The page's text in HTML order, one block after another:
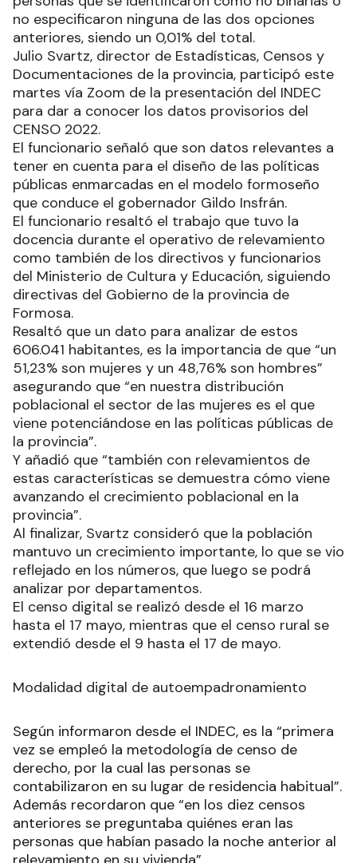
no especificaron ninguna de las dos opciones
anteriores, siendo un 0,01% del total.
Julio Svartz, director de Estadísticas, Censos y
Documentaciones de la provincia, participó este
martes vía Zoom de la presentación del INDEC
para dar a conocer los datos provisorios del
CENSO 2022.
El funcionario señaló que son datos relevantes a
tener en cuenta para el diseño de las políticas
públicas enmarcadas en el modelo formoseño
que conduce el gobernador Gildo Insfrán.
El funcionario resaltó el trabajo que tuvo la
docencia durante el operativo de relevamiento
como también de los directivos y funcionarios
del Ministerio de Cultura y Educación, siguiendo
directivas del Gobierno de la provincia de
Formosa.
Resaltó que un dato para analizar de estos
606.041 habitantes, es la importancia de que “un
51,23% son mujeres y un 48,76% son hombres”
asegurando que “en nuestra distribución
poblacional el sector de las mujeres es el que
viene potenciándose en las políticas públicas de
la provincia”.
Y añadió que “también con relevamientos de
estas características se demuestra cómo viene
avanzando el crecimiento poblacional en la
provincia”.
Al finalizar, Svartz consideró que la población
mantuvo un crecimiento importante, lo que se vio
reflejado en los números, que luego se podrá
analizar por departamentos.
El censo digital se realizó desde el 16 marzo
hasta el 17 mayo, mientras que el censo rural se
extendió desde el 9 hasta el 17 de mayo.
Modalidad digital de autoempadronamiento
Según informaron desde el INDEC, es la “primera
vez se empleó la metodología de censo de
derecho, por la cual las personas se
contabilizaron en su lugar de residencia habitual”.
Además recordaron que “en los diez censos
anteriores se preguntaba quiénes eran las
personas que habían pasado la noche anterior al